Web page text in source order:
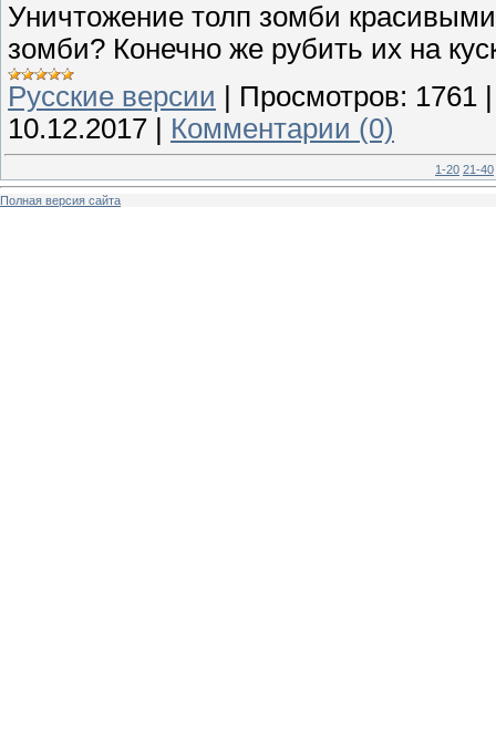
Уничтожение толп зомби
зомби? Конечно же рубить их на
Русские версии
Просмотров: 1761
10.12.2017
Комментарии (0)
1-20 21-40
Полная версия сайта